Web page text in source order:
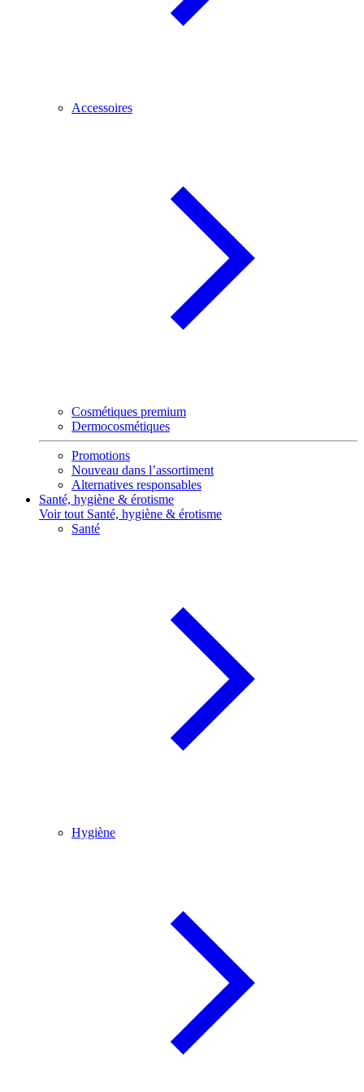
Accessoires
Cosmétiques premium
Dermocosmétiques
Promotions
Nouveau dans l’assortiment
Alternatives responsables
Santé, hygiène & érotisme
Voir tout Santé, hygiène & érotisme
Santé
Hygiène